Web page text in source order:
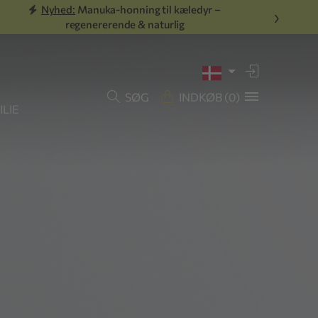
Nyhed: Manuka-honning til kæledyr –
regenererende & naturlig
›
SØG INDKØB (0)